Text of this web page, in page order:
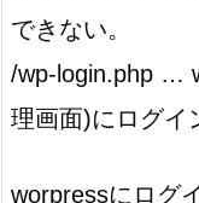
できない。
/wp-login.php …
理画面)にログイ
worpressにログ